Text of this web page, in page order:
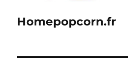
Homepopcorn.fr